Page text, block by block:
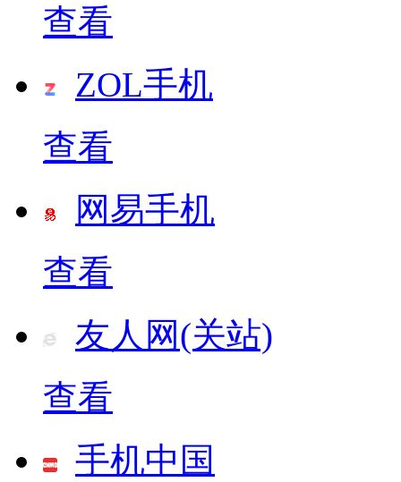
查看
ZOL手机
查看
网易手机
查看
友人网(关站)
查看
手机中国